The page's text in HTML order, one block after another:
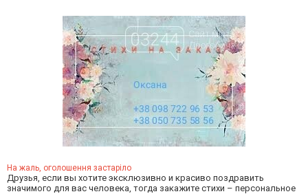
На жаль, оголошення застаріло
Друзья, если вы хотите эксклюзивно и красиво поздравить
значимого для вас человека, тогда закажите стихи – персональное